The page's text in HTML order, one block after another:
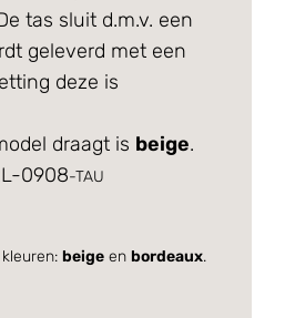
tas sluit d.m.v. een
geleverd met een
deze is
draagt is beige.
0908-TAU
beige en bordeaux.